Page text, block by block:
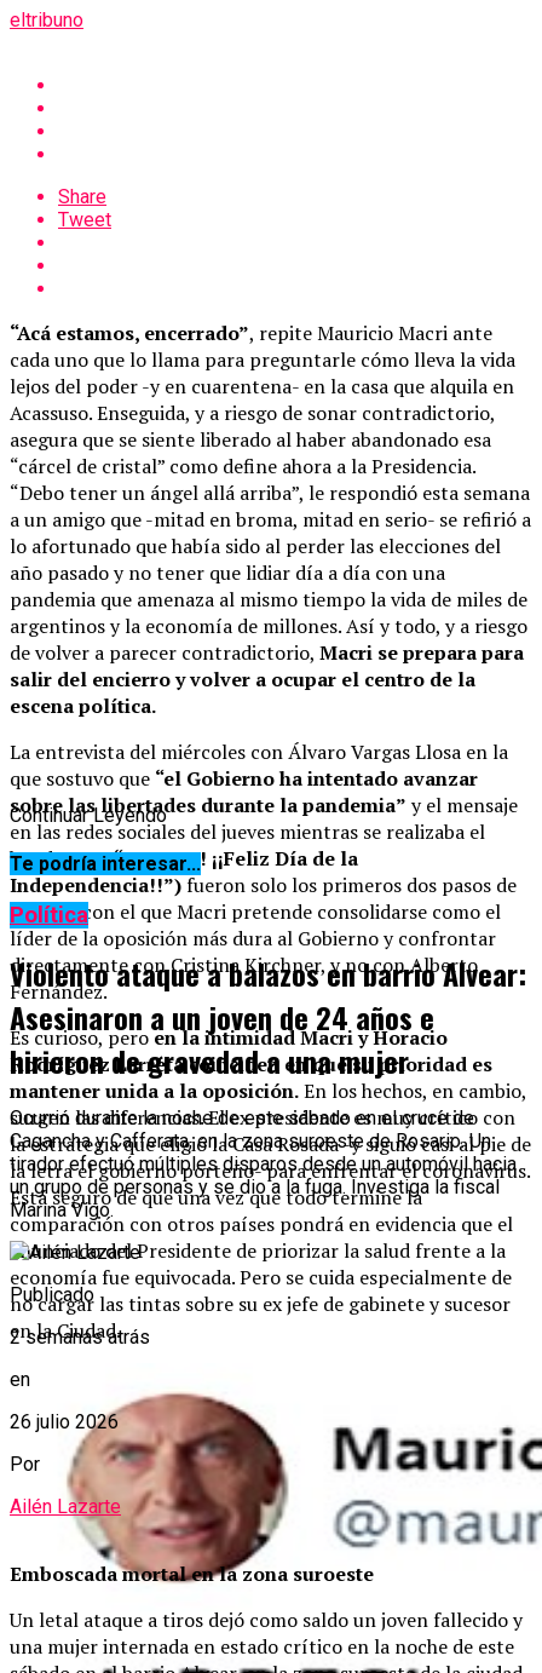
eltribuno
Share
Tweet
“Acá estamos, encerrado”, repite Mauricio Macri ante
cada uno que lo llama para preguntarle cómo lleva la vida
lejos del poder -y en cuarentena- en la casa que alquila en
Acassuso. Enseguida, y a riesgo de sonar contradictorio,
asegura que se siente liberado al haber abandonado esa
“cárcel de cristal” como define ahora a la Presidencia.
“Debo tener un ángel allá arriba”, le respondió esta semana
a un amigo que -mitad en broma, mitad en serio- se refirió a
lo afortunado que había sido al perder las elecciones del
año pasado y no tener que lidiar día a día con una
pandemia que amenaza al mismo tiempo la vida de miles de
argentinos y la economía de millones. Así y todo, y a riesgo
de volver a parecer contradictorio, Macri se prepara para
salir del encierro y volver a ocupar el centro de la
escena política.
La entrevista del miércoles con Álvaro Vargas Llosa en la
que sostuvo que “el Gobierno ha intentado avanzar
sobre las libertades durante la pandemia” y el mensaje
en las redes sociales del jueves mientras se realizaba el
banderazo (“¡LIBRES! ¡¡Feliz Día de la
Independencia!!”)fueron solo los primeros dos pasos de
un plan con el que Macri pretende consolidarse como el
líder de la oposición más dura al Gobierno y confrontar
directamente con Cristina Kirchner, y no con Alberto
Fernández.
Es curioso, peroen la intimidad Macri y Horacio
Rodríguez Larreta coinciden en que su prioridad es
mantener unida a la oposición.En los hechos, en cambio,
surgen las diferencias. El ex presidente es muy crítico con
la estrategia que eligió la Casa Rosada -y siguió casi al pie de
la letra el gobierno porteño- para enfrentar el coronavirus.
Está seguro de que una vez que todo termine la
comparación con otros países pondrá en evidencia que el
enunciado del Presidente de priorizar la salud frente a la
economía fue equivocada. Pero se cuida especialmente de
no cargar las tintas sobre su ex jefe de gabinete y sucesor
en la Ciudad.
Continuar Leyendo
Te podría interesar...
Política
Violento ataque a balazos en barrio Alvear:
Asesinaron a un joven de 24 años e
hirieron de gravedad a una mujer
Ocurrió durante la noche de este sábado en el cruce de
Cagancha y Cafferata, en la zona suroeste de Rosario. Un
tirador efectuó múltiples disparos desde un automóvil hacia
un grupo de personas y se dio a la fuga. Investiga la fiscal
Marina Vigo.
Publicado
2 semanas atrás
en
26 julio 2026
Por
Ailén Lazarte
Emboscada mortal en la zona suroeste
Un letal ataque a tiros dejó como saldo un joven fallecido y
una mujer internada en estado crítico en la noche de este